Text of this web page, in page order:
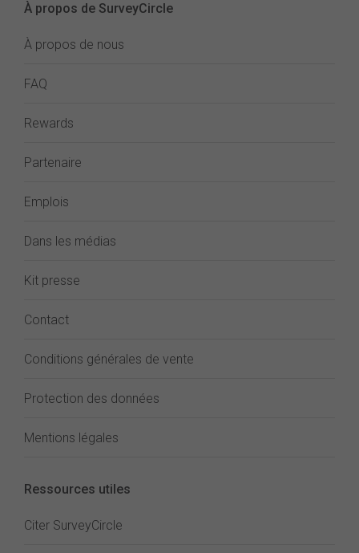
À propos de SurveyCircle
À propos de nous
FAQ
Rewards
Partenaire
Emplois
Dans les médias
Kit presse
Contact
Conditions générales de vente
Protection des données
Mentions légales
Ressources utiles
Citer SurveyCircle